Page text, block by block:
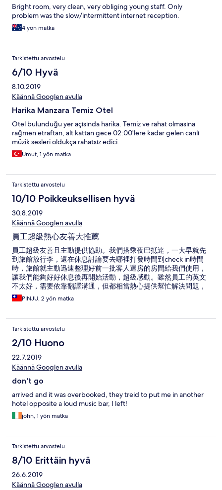
Bright room, very clean, very obliging young staff. Only
problem was the slow/intermittent internet reception.
4 yön matka
Tarkistettu arvostelu
6/10 Hyvä
8.10.2019
Käännä Googlen avulla
Harika Manzara Temiz Otel
Otel bulunduğu yer açısında harika. Temiz ve rahat olmasına
rağmen etraftan, alt kattan gece 02:00'lere kadar gelen canlı
müzik sesleri oldukça rahatsız edici.
Umut, 1 yön matka
Tarkistettu arvostelu
10/10 Poikkeuksellisen hyvä
30.8.2019
Käännä Googlen avulla
員工超級熱心友善大推薦
員工超級友善且主動提供協助。我們搭乘夜巴抵達，一大早就先
到旅館放行李，還在休息討論要去哪裡打發時間到check in時間
時，旅館就主動迅速整理好前一批客人退房的房間給我們使用，
讓我們能夠好好休息後再開始活動，超級感動。雖然員工的英文
不太好，需要依靠翻譯溝通，但都相當熱心提供幫忙解決問題，
極力推薦。房間雖然小，可是和餐酒館合用的露臺很寬敞舒適，
也能夠就近在露臺用餐，甚至與餐酒館點餐送到樓上使用，享有
PINJU, 2 yön matka
Tarkistettu arvostelu
2/10 Huono
22.7.2019
Käännä Googlen avulla
don't go
arrived and it was overbooked, they treid to put me in another
hotel opposite a loud music bar, I left!
john, 1 yön matka
Tarkistettu arvostelu
8/10 Erittäin hyvä
26.6.2019
Käännä Googlen avulla